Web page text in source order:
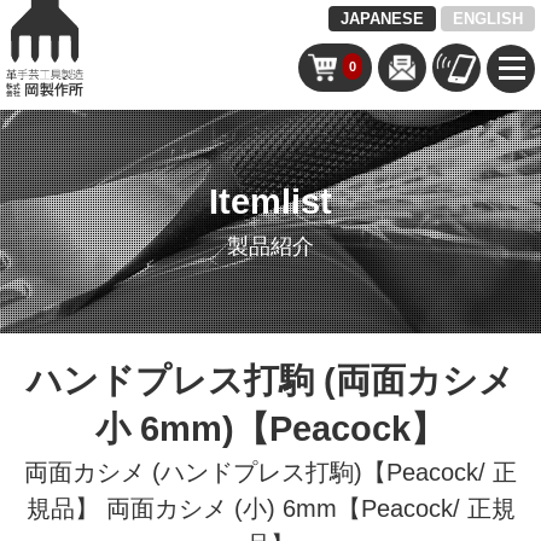
JAPANESE ENGLISH
0
Itemlist
製品紹介
ハンドプレス打駒 (両面カシメ
小 6mm)【Peacock】
両面カシメ (ハンドプレス打駒)【Peacock/ 正
規品】
両面カシメ (小) 6mm【Peacock/ 正規